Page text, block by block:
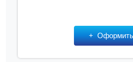
Оформить